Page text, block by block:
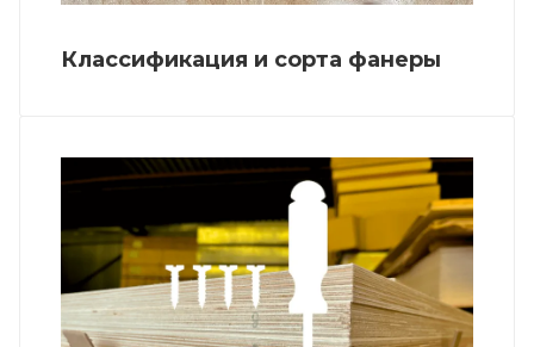
Классификация и сорта фанеры